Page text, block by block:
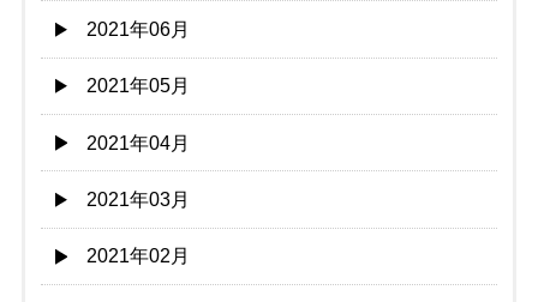
2021年06月
2021年05月
2021年04月
2021年03月
2021年02月